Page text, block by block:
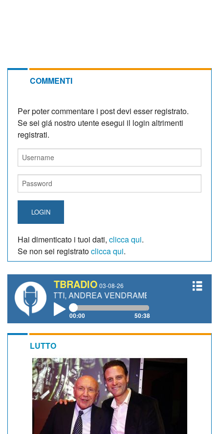
COMMENTI
Per poter commentare i post devi esser registrato.
Se sei giá nostro utente esegui il login altrimenti
registrati.
LOGIN
Hai dimenticato i tuoi dati, clicca qui.
Se non sei registratoclicca qui.
TBRADIO 03-08-26
ANDREA VENDRAME, FILIPPO FIORELLI
00:00 50:38
LUTTO